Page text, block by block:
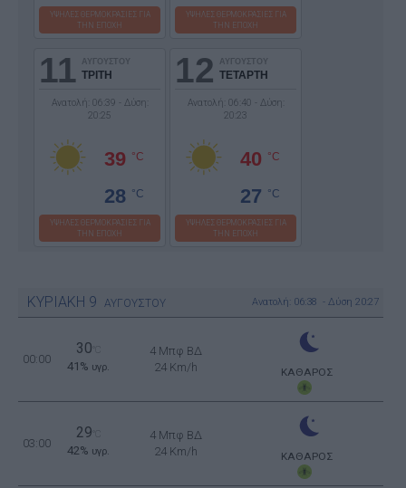
ΥΨΗΛΕΣ ΘΕΡΜΟΚΡΑΣΙΕΣ ΓΙΑ
ΤΗΝ ΕΠΟΧΗ
ΥΨΗΛΕΣ ΘΕΡΜΟΚΡΑΣΙΕΣ ΓΙΑ
ΤΗΝ ΕΠΟΧΗ
11 ΑΥΓΟΥΣΤΟΥ
ΤΡΙΤΗ
Ανατολή: 06:39 - Δύση:
20:25
39 °C
28 °C
ΥΨΗΛΕΣ ΘΕΡΜΟΚΡΑΣΙΕΣ ΓΙΑ
ΤΗΝ ΕΠΟΧΗ
12 ΑΥΓΟΥΣΤΟΥ
ΤΕΤΑΡΤΗ
Ανατολή: 06:40 - Δύση:
20:23
40 °C
27 °C
ΥΨΗΛΕΣ ΘΕΡΜΟΚΡΑΣΙΕΣ ΓΙΑ
ΤΗΝ ΕΠΟΧΗ
ΚΥΡΙΑΚΗ 9 ΑΥΓΟΥΣΤΟΥ Ανατολή: 06:38 - Δύση 20:27
00:00
30
41% υγρ.
4 Μπφ ΒΔ
24 Km/h
ΚΑΘΑΡΟΣ
03:00
29
42% υγρ.
4 Μπφ ΒΔ
24 Km/h
ΚΑΘΑΡΟΣ